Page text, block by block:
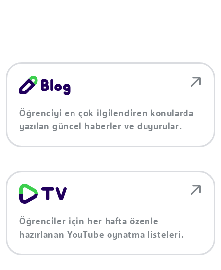
Öğrenciyi en çok ilgilendiren konularda
yazılan güncel haberler ve duyurular.
Öğrenciler için her hafta özenle
hazırlanan YouTube oynatma listeleri.